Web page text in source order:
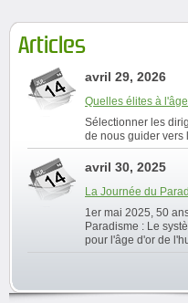
Articles
avril 29, 2026
Quelles élites à
Sélectionner les
de nous guider vers
avril 30, 2025
La Journée du
1er mai 2025, 50
Paradisme : Le
pour l'âge d'or de